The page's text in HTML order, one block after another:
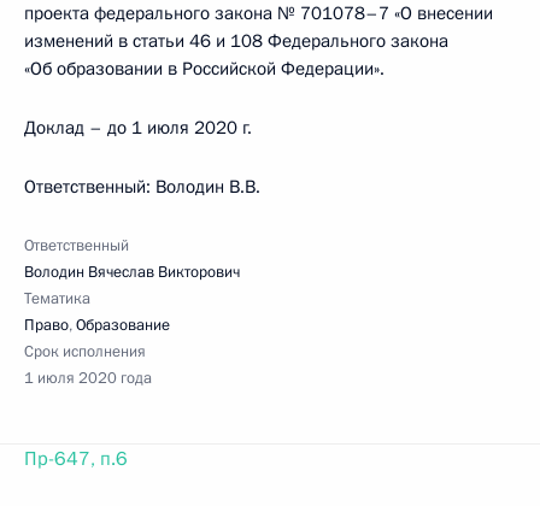
проекта федерального закона № 701078–7 «О внесении
изменений в статьи 46 и 108 Федерального закона
«Об образовании в Российской Федерации».
Доклад – до 1 июля 2020 г.
Ответственный: Володин В.В.
Ответственный
Володин Вячеслав Викторович
Тематика
Право,Образование
Срок исполнения
1 июля 2020 года
Пр-647, п.6